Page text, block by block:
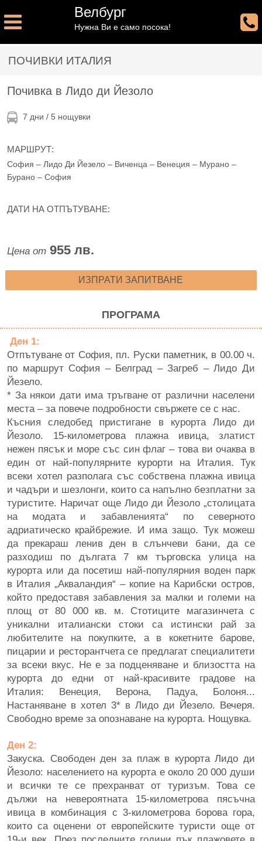
Велбург
Нужна Ви е само посока!
ПОЧИВКИ ИТАЛИЯ
Почивка в Лидо ди Йезоло
7 дни / 5 нощувки
МАРШРУТ:
София – Лидо Ди Йезело – Виченца – Венеция – Мурано –
Бурано – София
ДАТИ НА ОТПЪТУВАНЕ:
Цена от 955 лв.
ИЗПРАТИ ЗАПИТВАНЕ
ПРОГРАМА
Ден 1:
Отпътуване от София, пл. Руски паметник, в 00.00 ч.
по маршрут София – Белград – Загреб – Лидо Ди
Йезело.
* За някои дати има тръгване от различни населени
места – за повече подробности свържете се с нас.
Късния следобед пристигане в курорта Лидо ди
Йезоло. 15-километрова плажна ивица, златист
нежен пясък и море със син флаг – това ви очаква в
един от най-популярните курорти на Италия. Тук
всеки хотел разполага със собствена плажна ивица
и чадъри и шезлонги, които са напълно безплатни за
туристите. Наричат още Лидо ди Йезоло „столицата
на модата и забавленията“ по северното
адриатическо крайбрежие. И има защо. Тук можеш
да прекараш ленив ден в слънчеви бани, да се
разходиш по дългата 7 км търговска улица на
курорта или да посетиш най-популярния воден парк
в Италия „Акваландия“ – копие на Карибски остров,
който предоставя забавления за малки и големи на
площ от 80 000 кв. м. Стотиците магазинчета с
уникални италиански стоки са истински рай за
любителите на покупките, а в кокетните барове,
пицарии и ресторантчета се предлагат специалитети
за всеки вкус. Не е за подценяване и близостта на
курорта до едни от най-красивите градове на
Италия: Венеция, Верона, Падуа, Болоня...
Настаняване в хотел 3* в Лидо ди Йезело. Вечеря.
Свободно време за опознаване на курорта. Нощувка.
Ден 2:
Закуска. Свободен ден за плаж в курорта Лидо ди
Йезоло: населението на курорта е около 20 000 души
и всички те се прехранват от туризъм. Това се
дължи на невероятната 15-километрова пясъчна
ивица в комбинация с 3-километрова борова гора,
които са оценени от европейските туристи още от